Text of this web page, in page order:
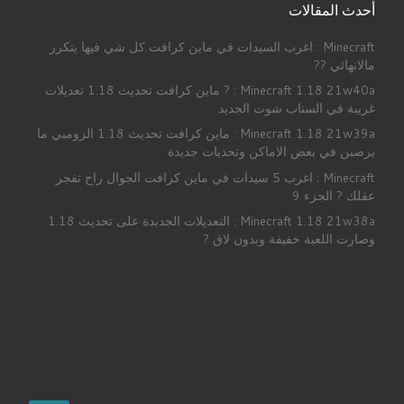
أحدث المقالات
Minecraft : اغرب السيدات في ماين كرافت كل شي فيها يتكرر
مالانهائي ??
Minecraft 1.18 21w40a : ? ماين كرافت تحديث 1.18 تعديلات
غريبة في السناب شوت الجديد
Minecraft 1.18 21w39a : ماين كرافت تحديث 1.18 الزومبي ما
يرصبن في بعض الاماكن وتحديات جديدة
Minecraft : اغرب 5 سيدات في ماين كرافت الجوال راح تفجر
عقلك ? الجزء 9
Minecraft 1.18 21w38a : التعديلات الجدبدة على تحديث 1.18
وصارت اللعبة خفيفة وبدون لاق ?